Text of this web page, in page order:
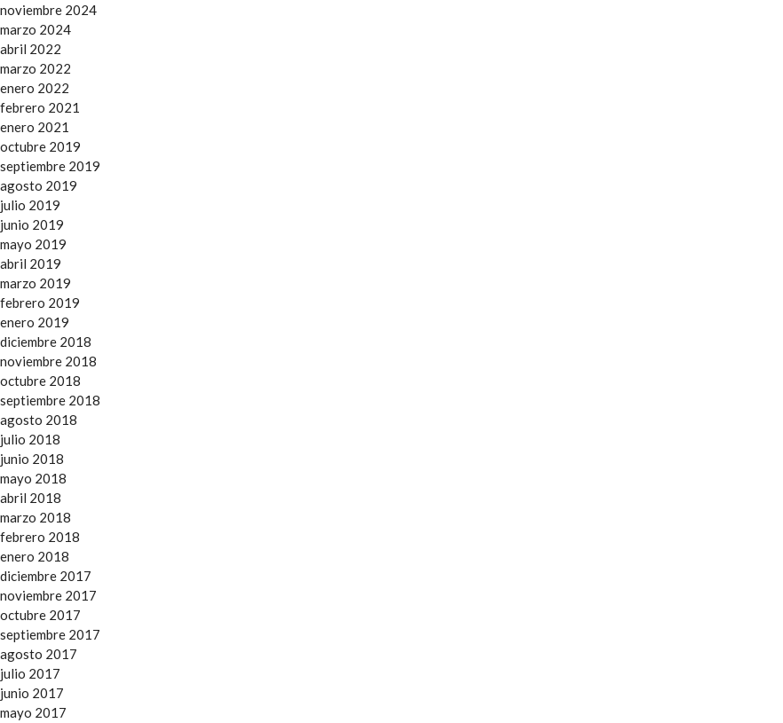
noviembre 2024
marzo 2024
abril 2022
marzo 2022
enero 2022
febrero 2021
enero 2021
octubre 2019
septiembre 2019
agosto 2019
julio 2019
junio 2019
mayo 2019
abril 2019
marzo 2019
febrero 2019
enero 2019
diciembre 2018
noviembre 2018
octubre 2018
septiembre 2018
agosto 2018
julio 2018
junio 2018
mayo 2018
abril 2018
marzo 2018
febrero 2018
enero 2018
diciembre 2017
noviembre 2017
octubre 2017
septiembre 2017
agosto 2017
julio 2017
junio 2017
mayo 2017